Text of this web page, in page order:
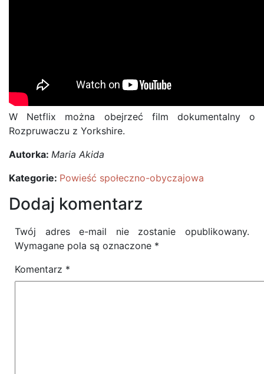
W Netflix można obejrzeć film dokumentalny o
Rozpruwaczu z Yorkshire.
Autorka: Maria Akida
Kategorie: Powieść społeczno-obyczajowa
Dodaj komentarz
Twój adres e-mail nie zostanie opublikowany.
Wymagane pola są oznaczone *
Komentarz *